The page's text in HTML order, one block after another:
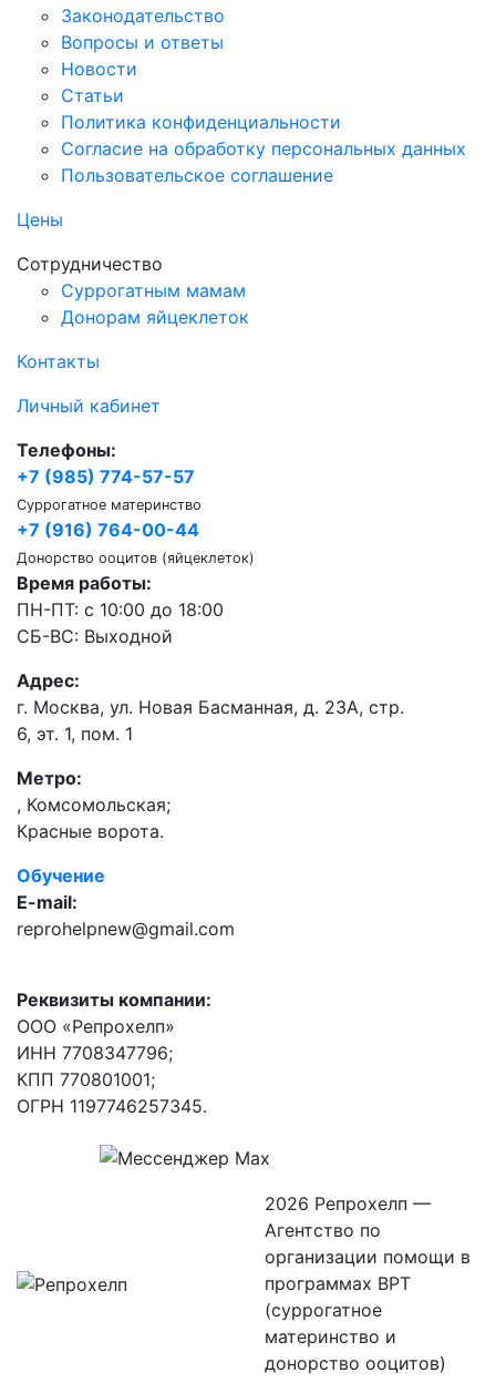
Законодательство
Вопросы и ответы
Новости
Статьи
Политика конфиденциальности
Согласие на обработку персональных данных
Пользовательское соглашение
Цены
Сотрудничество
Суррогатным мамам
Донорам яйцеклеток
Контакты
Личный кабинет
Телефоны:
+7 (985) 774-57-57
Суррогатное материнство
+7 (916) 764-00-44
Донорство ооцитов (яйцеклеток)
Время работы:
ПН-ПТ: с 10:00 до 18:00
СБ-ВС: Выходной
Адрес:
г. Москва, ул. Новая Басманная, д. 23А, стр.
6, эт. 1, пом. 1
Метро:
, Комсомольская;
Красные ворота.
Обучение
E-mail:
reprohelpnew@gmail.com
Реквизиты компании:
ООО «Репрохелп»
ИНН 7708347796;
КПП 770801001;
ОГРН 1197746257345.
2026 Репрохелп —
Агентство по
организации помощи в
программах ВРТ
(суррогатное
материнство и
донорство ооцитов)